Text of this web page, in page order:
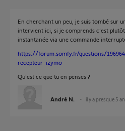
En cherchant un peu, je suis tombé sur
intervient ici, si je comprends c’est
instantanée via une commande
https://forum.somfy.fr/questions/
recepteur-izymo
Qu’est ce que tu en penses ?
André N. il y a presque 5